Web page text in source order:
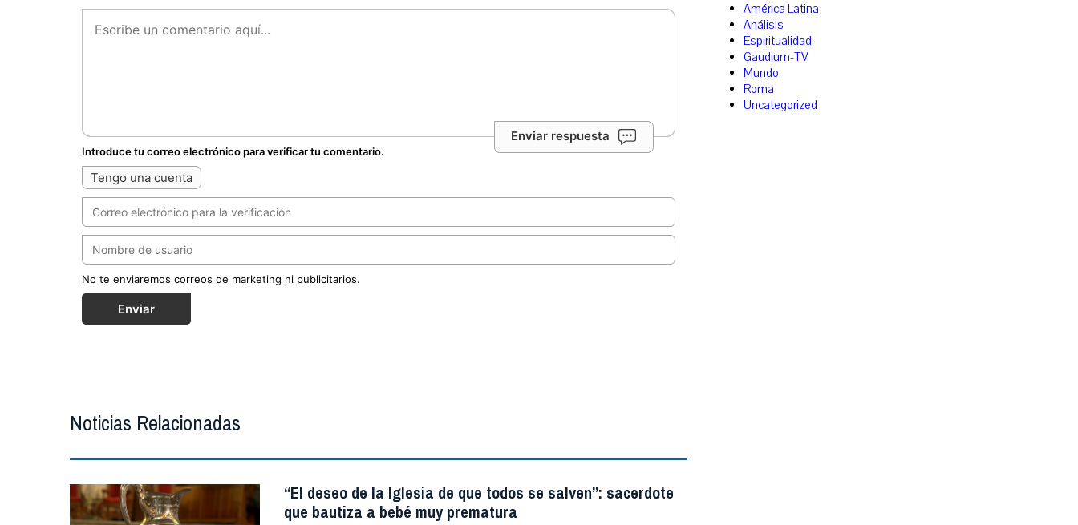
Enviar respuesta
Introduce tu correo electrónico para verificar tu comentario.
Tengo una cuenta
No te enviaremos correos de marketing ni publicitarios.
Enviar
Noticias Relacionadas
“El deseo de la Iglesia de que todos se salven”: sacerdote
que bautiza a bebé muy prematura
América Latina
Análisis
Espiritualidad
Gaudium-TV
Mundo
Roma
Uncategorized